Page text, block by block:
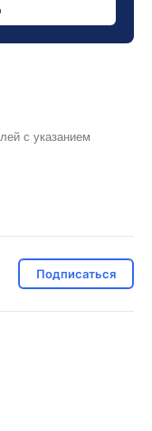
с указанием
Подписаться